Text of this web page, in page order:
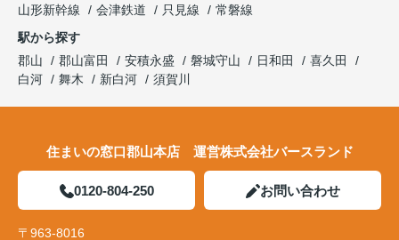
山形新幹線
会津鉄道 只見線
常磐線
駅から探す
郡山
郡山富田 安積永盛 磐城守山 日和田
喜久田
白河
舞木 新白河 須賀川
住まいの窓口郡山本店 運営株式会社バースランド
0120-804-250 お問い合わせ
〒963-8016